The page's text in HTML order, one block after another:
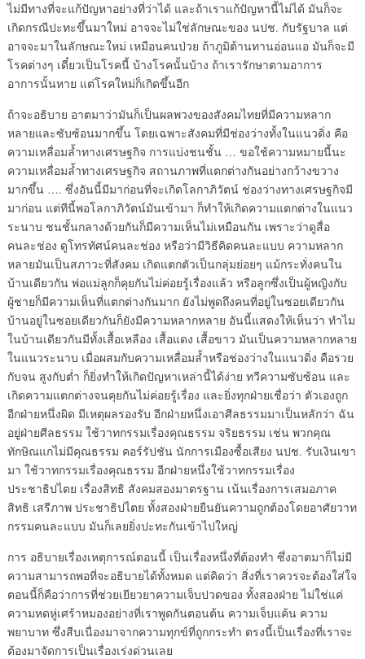
ไม่มีทางที่จะแก้ปัญหาอย่างที่ว่าได้ และถ้าเราแก้ปัญหานี้ไม่ได้ มันก็จะ
เกิดกรณีปะทะขึ้นมาใหม่ อาจจะไม่ใช่ลักษณะของ นปช. กับรัฐบาล แต่
อาจจะมาในลักษณะใหม่ เหมือนคนป่วย ถ้าภูมิต้านทานอ่อนแอ มันก็จะมี
โรคต่างๆ เดี๋ยวเป็นโรคนี้ บ้างโรคนั้นบ้าง ถ้าเรารักษาตามอาการ
อาการนั้นหาย แต่โรคใหม่ก็เกิดขึ้นอีก
ถ้าจะอธิบาย อาตมาว่ามันก็เป็นผลพวงของสังคมไทยที่มีความหลาก
หลายและซับซ้อนมากขึ้น โดยเฉพาะสังคมที่มีช่องว่างทั้งในแนวดิ่ง คือ
ความเหลื่อมล้ำทางเศรษฐกิจ การแบ่งชนชั้น … ขอใช้ความหมายนี้นะ
ความเหลื่อมล้ำทางเศรษฐกิจ สถานภาพที่แตกต่างกันอย่างกว้างขวาง
มากขึ้น …. ซึ่งอันนี้มีมาก่อนที่จะเกิดโลกาภิวัตน์ ช่องว่างทางเศรษฐกิจมี
มาก่อน แต่ทีนี้พอโลกาภิวัตน์มันเข้ามา ก็ทำให้เกิดความแตกต่างในแนว
ระนาบ ชนชั้นกลางด้วยกันก็มีความเห็นไม่เหมือนกัน เพราะว่าดูสื่อ
คนละช่อง ดูโทรทัศน์คนละช่อง หรือว่ามีวิธีคิดคนละแบบ ความหลาก
หลายมันเป็นสภาวะที่สังคม เกิดแตกตัวเป็นกลุ่มย่อยๆ แม้กระทั่งคนใน
บ้านเดียวกัน พ่อแม่ลูกก็คุยกันไม่ค่อยรู้เรื่องแล้ว หรือลูกซึ่งเป็นผู้หญิงกับ
ผู้ชายก็มีความเห็นที่แตกต่างกันมาก ยังไม่พูดถึงคนที่อยู่ในซอยเดียวกัน
บ้านอยู่ในซอยเดียวกันก็ยังมีความหลากหลาย อันนี้แสดงให้เห็นว่า ทำไม
ในบ้านเดียวกันมีทั้งเสื้อเหลือง เสื้อแดง เสื้อขาว มันเป็นความหลากหลาย
ในแนวระนาบ เมื่อผสมกับความเหลื่อมล้ำหรือช่องว่างในแนวดิ่ง คือรวย
กับจน สูงกับต่ำ ก็ยิ่งทำให้เกิดปัญหาเหล่านี้ได้ง่าย ทวีความซับซ้อน และ
เกิดความแตกต่างจนคุยกันไม่ค่อยรู้เรื่อง และยิ่งทุกฝ่ายเชื่อว่า ตัวเองถูก
อีกฝ่ายหนึ่งผิด มีเหตุผลรองรับ อีกฝ่ายหนึ่งเอาศีลธรรมมาเป็นหลักว่า ฉัน
อยู่ฝ่ายศีลธรรม ใช้วาทกรรมเรื่องคุณธรรม จริยธรรม เช่น พวกคุณ
ทักษิณแกไม่มีคุณธรรม คอร์รัปชัน นักการเมืองซื้อเสียง นปช. รับเงินเขา
มา ใช้วาทกรรมเรื่องคุณธรรม อีกฝ่ายหนึ่งใช้วาทกรรมเรื่อง
ประชาธิปไตย เรื่องสิทธิ สังคมสองมาตรฐาน เน้นเรื่องการเสมอภาค
สิทธิ เสรีภาพ ประชาธิปไตย ทั้งสองฝ่ายยืนยันความถูกต้องโดยอาศัยวาท
กรรมคนละแบบ มันก็เลยยิ่งปะทะกันเข้าไปใหญ่
การ อธิบายเรื่องเหตุการณ์ตอนนี้ เป็นเรื่องหนึ่งที่ต้องทำ ซึ่งอาตมาก็ไม่มี
ความสามารถพอที่จะอธิบายได้ทั้งหมด แต่คิดว่า สิ่งที่เราควรจะต้องใส่ใจ
ตอนนี้ก็คือว่าการที่ช่วยเยียวยาความเจ็บปวดของ ทั้งสองฝ่าย ไม่ใช่แค่
ความหดหู่เศร้าหมองอย่างที่เราพูดกันตอนต้น ความเจ็บแค้น ความ
พยาบาท ซึ่งสืบเนื่องมาจากความทุกข์ที่ถูกกระทำ ตรงนี้เป็นเรื่องที่เราจะ
ต้องมาจัดการเป็นเรื่องเร่งด่วนเลย